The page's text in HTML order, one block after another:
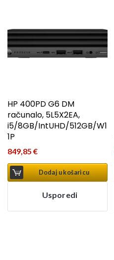
HP 400PD G6 DM
računalo, 5L5X2EA,
i5/8GB/IntUHD/512GB/W1
1P
849,85 €
Dodaj u košaricu
Usporedi